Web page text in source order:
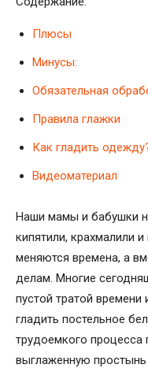
Плюсы
Минусы:
Обязательная
Правила глажки
Как гладить
Видеоматериал
Наши мамы и бабушки
кипятили, крахмалили
меняются времена, а
делам. Многие
пустой тратой
гладить постельное
трудоемкого процесса
выглаженную простынь